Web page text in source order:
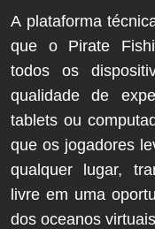
A plataforma
que o Pirate
todos os
qualidade de
tablets ou
que os jogadores
qualquer lugar,
livre em uma
dos oceanos